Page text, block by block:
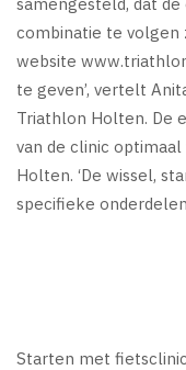
combinatie te volgen
website
te geven’, vertelt
Triathlon Holten. De
van de clinic
Holten. ‘De wissel,
specifieke
Starten met